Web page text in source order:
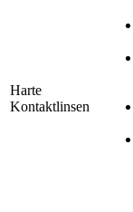
Harte
Kontaktlinsen